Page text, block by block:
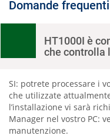
Domande
HT1000I è
che controlla
SI: potrete processare i
che utilizzate
l’installazione vi sarà
Manager nel vostro PC:
manutenzione.